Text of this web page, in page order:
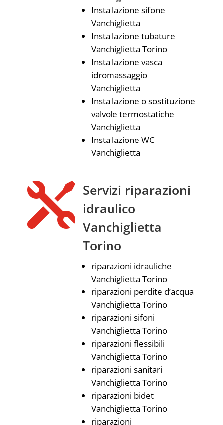
Installazione sifone
Vanchiglietta
Installazione tubature
Vanchiglietta Torino
Installazione vasca
idromassaggio
Vanchiglietta
Installazione o sostituzione
valvole termostatiche
Vanchiglietta
Installazione WC
Vanchiglietta
 Servizi riparazioni
idraulico
Vanchiglietta
Torino
riparazioni idrauliche
Vanchiglietta Torino
riparazioni perdite d’acqua
Vanchiglietta Torino
riparazioni sifoni
Vanchiglietta Torino
riparazioni flessibili
Vanchiglietta Torino
riparazioni sanitari
Vanchiglietta Torino
riparazioni bidet
Vanchiglietta Torino
riparazioni